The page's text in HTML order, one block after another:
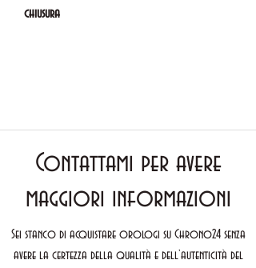
chiusura
Contattami per avere
maggiori informazioni
Sei stanco di acquistare orologi su Chrono24 senza
avere la certezza della qualità e dell’autenticità del